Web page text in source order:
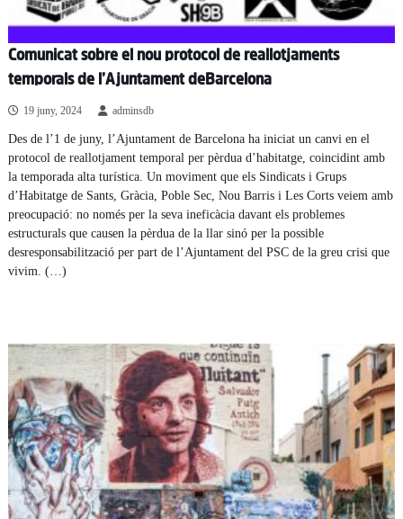
Comunicat sobre el nou protocol de reallotjaments
temporals de l’Ajuntament de Barcelona
19 juny, 2024 adminsdb
Des de l’1 de juny, l’Ajuntament de Barcelona ha iniciat un canvi en el
protocol de reallotjament temporal per pèrdua d’habitatge, coincidint amb
la temporada alta turística. Un moviment que els Sindicats i Grups
d’Habitatge de Sants, Gràcia, Poble Sec, Nou Barris i Les Corts veiem amb
preocupació: no només per la seva ineficàcia davant els problemes
estructurals que causen la pèrdua de la llar sinó per la possible
desresponsabilització per part de l’Ajuntament del PSC de la greu crisi que
vivim. (…)